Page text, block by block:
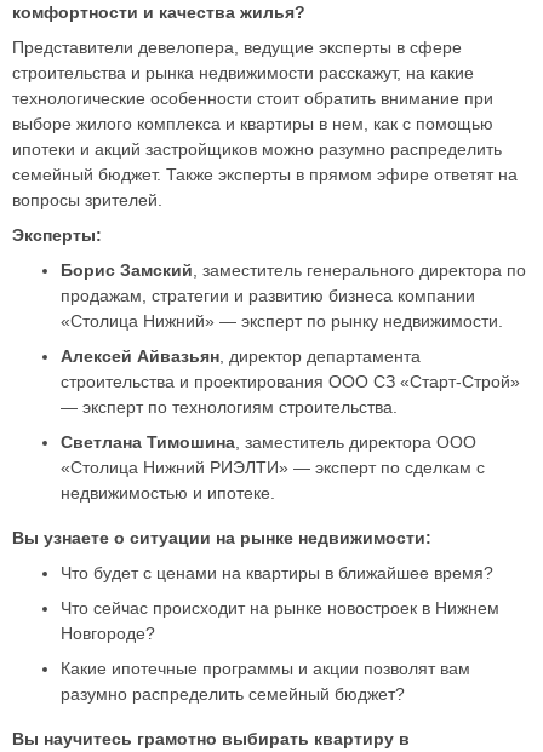
комфортности и качества жилья?
Представители девелопера, ведущие эксперты в сфере
строительства и рынка недвижимости расскажут, на какие
технологические особенности стоит обратить внимание при
выборе жилого комплекса и квартиры в нем, как с помощью
ипотеки и акций застройщиков можно разумно распределить
семейный бюджет. Также эксперты в прямом эфире ответят на
вопросы зрителей.
Эксперты:
Борис Замский , заместитель генерального директора по
продажам, стратегии и развитию бизнеса компании
«Столица Нижний» — эксперт по рынку недвижимости.
Алексей Айвазьян , директор департамента
строительства и проектирования ООО СЗ «Старт-Строй»
— эксперт по технологиям строительства.
Светлана Тимошина , заместитель директора ООО
«Столица Нижний РИЭЛТИ» — эксперт по сделкам с
недвижимостью и ипотеке.
Вы узнаете о ситуации на рынке недвижимости:
Что будет с ценами на квартиры в ближайшее время?
Что сейчас происходит на рынке новостроек в Нижнем
Новгороде?
Какие ипотечные программы и акции позволят вам
разумно распределить семейный бюджет?
Вы научитесь грамотно выбирать квартиру в